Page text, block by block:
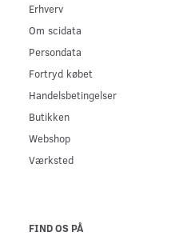
Erhverv
Om scidata
Persondata
Fortryd købet
Handelsbetingelser
Butikken
Webshop
Værksted
FIND OS PÅ